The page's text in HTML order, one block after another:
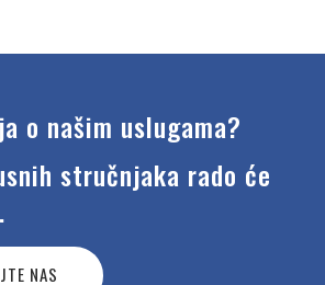
o našim uslugama?
stručnjaka rado će
NAS